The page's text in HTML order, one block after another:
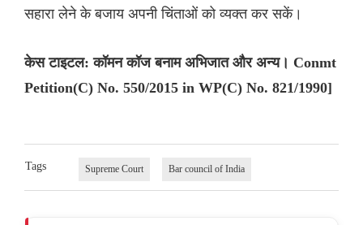
सहारा लेने के बजाय अपनी चिंताओं को व्यक्त कर सकें।
केस टाइटल: कॉमन कॉज बनाम अभिजात और अन्य। Conmt
Petition(C) No. 550/2015 in WP(C) No. 821/1990]
Tags Supreme Court Bar council of India